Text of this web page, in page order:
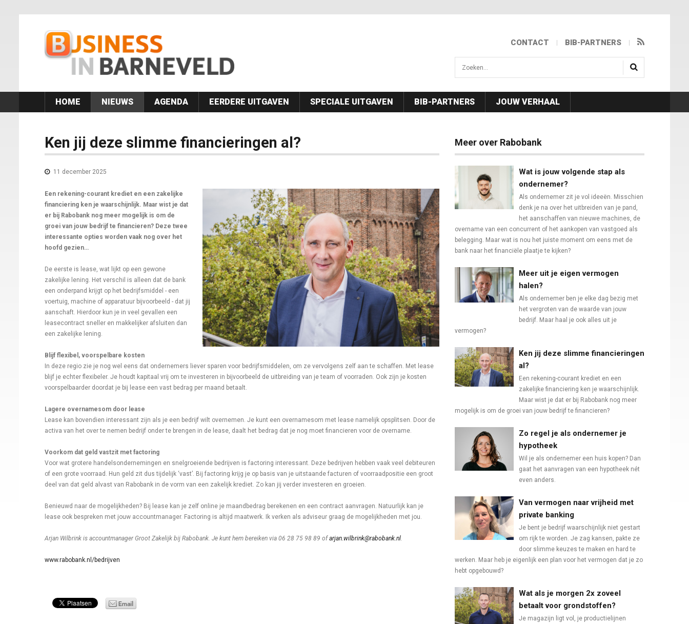
CONTACT BIB-PARTNERS
sisea.search
HOME NIEUWS AGENDA EERDERE UITGAVEN SPECIALE UITGAVEN BIB-PARTNERS JOUW VERHAAL
Ken jij deze slimme financieringen al?
11 december 2025
Een rekening-courant krediet en een zakelijke
financiering ken je waarschijnlijk. Maar wist je dat
er bij Rabobank nog meer mogelijk is om de
groei van jouw bedrijf te financieren? Deze twee
interessante opties worden vaak nog over het
hoofd gezien…
De eerste is lease, wat lijkt op een gewone
zakelijke lening. Het verschil is alleen dat de bank
een onderpand krijgt op het bedrijfsmiddel - een
voertuig, machine of apparatuur bijvoorbeeld - dat jij
aanschaft. Hierdoor kun je in veel gevallen een
leasecontract sneller en makkelijker afsluiten dan
een zakelijke lening.
Blijf flexibel, voorspelbare kosten
In deze regio zie je nog wel eens dat ondernemers liever sparen voor bedrijfsmiddelen, om ze vervolgens zelf aan te schaffen. Met lease
blijf je echter flexibeler. Je houdt kapitaal vrij om te investeren in bijvoorbeeld de uitbreiding van je team of voorraden. Ook zijn je kosten
voorspelbaarder doordat je bij lease een vast bedrag per maand betaalt.
Lagere overnamesom door lease
Lease kan bovendien interessant zijn als je een bedrijf wilt overnemen. Je kunt een overnamesom met lease namelijk opsplitsen. Door de
activa van het over te nemen bedrijf onder te brengen in de lease, daalt het bedrag dat je nog moet financieren voor de overname.
Voorkom dat geld vastzit met factoring
Voor wat grotere handelsondernemingen en snelgroeiende bedrijven is factoring interessant. Deze bedrijven hebben vaak veel debiteuren
of een grote voorraad. Hun geld zit dus tijdelijk ‘vast’. Bij factoring krijg je op basis van je uitstaande facturen of voorraadpositie een groot
deel van dat geld alvast van Rabobank in de vorm van een zakelijk krediet. Zo kan jij verder investeren en groeien.
Benieuwd naar de mogelijkheden? Bij lease kan je zelf online je maandbedrag berekenen en een contract aanvragen. Natuurlijk kan je
lease ook bespreken met jouw accountmanager. Factoring is altijd maatwerk. Ik verken als adviseur graag de mogelijkheden met jou.
Arjan Wilbrink is accountmanager Groot Zakelijk bij Rabobank. Je kunt hem bereiken via 06 28 75 98 89 of arjan.wilbrink@rabobank.nl.
www.rabobank.nl/bedrijven
Meer over Rabobank
Wat is jouw volgende stap als
ondernemer?
Als ondernemer zit je vol ideeën. Misschien
denk je na over het uitbreiden van je pand,
het aanschaffen van nieuwe machines, de
overname van een concurrent of het aankopen van vastgoed als
belegging. Maar wat is nou het juiste moment om eens met de
bank naar het financiële plaatje te kijken?
Meer uit je eigen vermogen
halen?
Als ondernemer ben je elke dag bezig met
het vergroten van de waarde van jouw
bedrijf. Maar haal je ook alles uit je
vermogen?
Ken jij deze slimme financieringen
al?
Een rekening-courant krediet en een
zakelijke financiering ken je waarschijnlijk.
Maar wist je dat er bij Rabobank nog meer
mogelijk is om de groei van jouw bedrijf te financieren?
Zo regel je als ondernemer je
hypotheek
Wil je als ondernemer een huis kopen? Dan
gaat het aanvragen van een hypotheek nét
even anders.
Van vermogen naar vrijheid met
private banking
Je bent je bedrijf waarschijnlijk niet gestart
om rijk te worden. Je zag kansen, pakte ze
door slimme keuzes te maken en hard te
werken. Maar heb je eigenlijk een plan voor het vermogen dat je zo
hebt opgebouwd?
Wat als je morgen 2x zoveel
betaalt voor grondstoffen?
Je magazijn ligt vol, je productielijnen